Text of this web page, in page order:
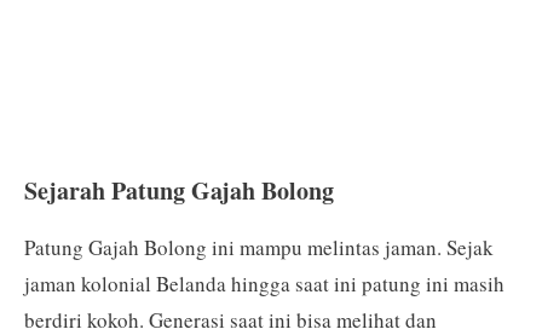
Sejarah Patung Gajah Bolong
Patung Gajah Bolong ini mampu melintas jaman. Sejak
jaman kolonial Belanda hingga saat ini patung ini masih
berdiri kokoh. Generasi saat ini bisa melihat dan